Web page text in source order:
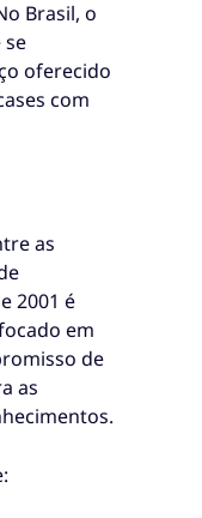
Brasil, o
se
oferecido
com
as
2001 é
em
de
as